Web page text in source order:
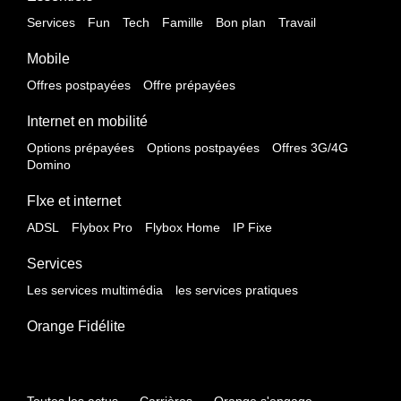
Services Fun Tech Famille Bon plan Travail
Mobile
Offres postpayées Offre prépayées
Internet en mobilité
Options prépayées Options postpayées
Offres 3G/4G
Domino
FIxe et internet
ADSL Flybox Pro Flybox Home IP Fixe
Services
Les services multimédia les services pratiques
Orange Fidélite